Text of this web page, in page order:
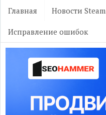
Главная Новости Steam
Исправление ошибок